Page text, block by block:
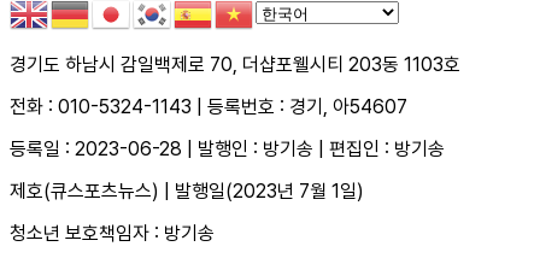
Share
경기도 하남시 감일백제로 70, 더샵포웰시티 203동 1103호
전화 : 010-5324-1143 | 등록번호 : 경기, 아54607
등록일 : 2023-06-28 | 발행인 : 방기송 | 편집인 : 방기송
제호(큐스포츠뉴스) | 발행일(2023년 7월 1일)
청소년 보호책임자 : 방기송